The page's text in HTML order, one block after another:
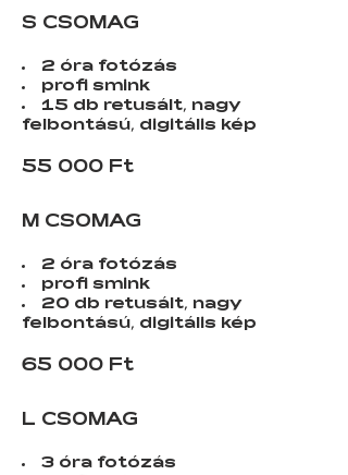
S CSOMAG
2 óra fotózás
profi smink
15 db retusált, nagy
felbontású, digitális kép
55 000 Ft
M CSOMAG
2 óra fotózás
profi smink
20 db retusált, nagy
felbontású, digitális kép
65 000 Ft
L CSOMAG
3 óra fotózás